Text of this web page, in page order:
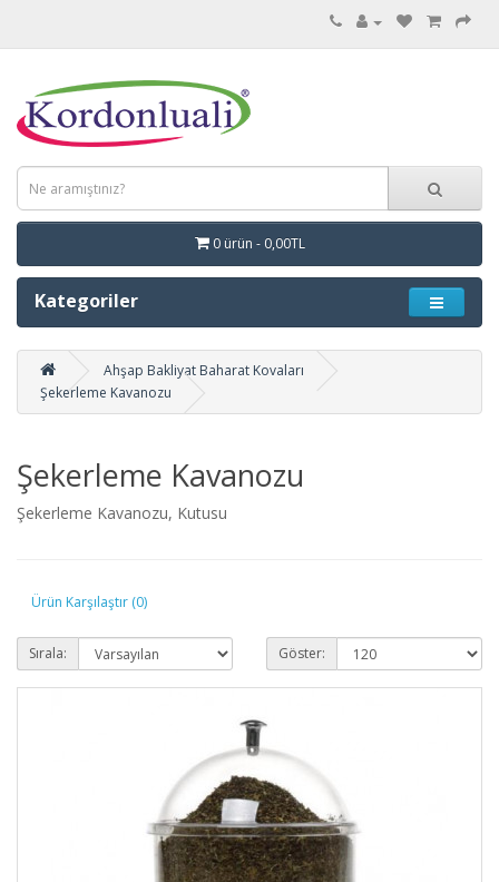
0 ürün - 0,00TL
Kategoriler
Ahşap Bakliyat Baharat Kovaları
Şekerleme Kavanozu
Şekerleme Kavanozu
Şekerleme Kavanozu, Kutusu
Ürün Karşılaştır (0)
Sırala: Göster: